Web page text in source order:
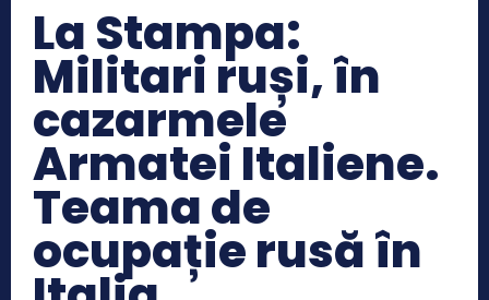
La Stampa:
Militari ruși, în
cazarmele
Armatei Italiene.
Teama de
ocupație rusă în